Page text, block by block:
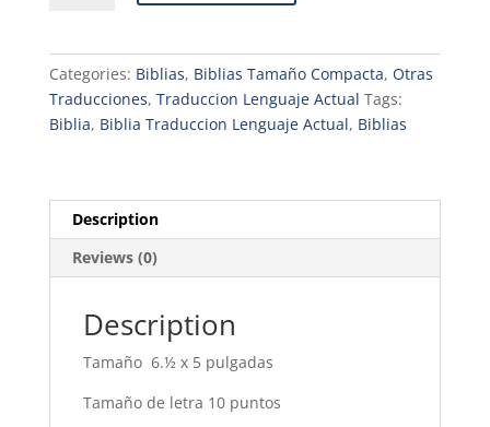
PASTA
DE
quantity
Categories: Biblias, Biblias Tamaño Compacta, Otras
Traducciones, Traduccion Lenguaje Actual Tags:
Biblia, Biblia Traduccion Lenguaje Actual, Biblias
Description
Reviews (0)
Description
Tamaño 6.½ x 5 pulgadas
Tamaño de letra 10 puntos